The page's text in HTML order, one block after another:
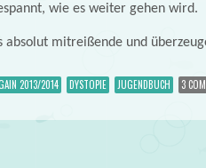
wie es weiter gehen wird.
absolut mitreißende und
2013/2014 DYSTOPIE JUGENDBUCH 3